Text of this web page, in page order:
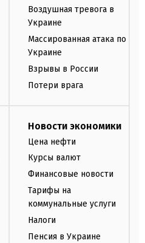
Воздушная тревога в
Украине
Массированная атака по
Украине
Взрывы в России
Потери врага
Новости экономики
Цена нефти
Курсы валют
Финансовые новости
Тарифы на
коммунальные услуги
Налоги
Пенсия в Украине